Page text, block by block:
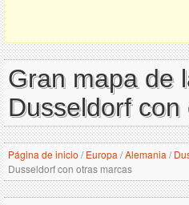
Gran mapa de
Dusseldorf
Página de inicio / Europa /Alemania /
Dusseldorf con otras marcas